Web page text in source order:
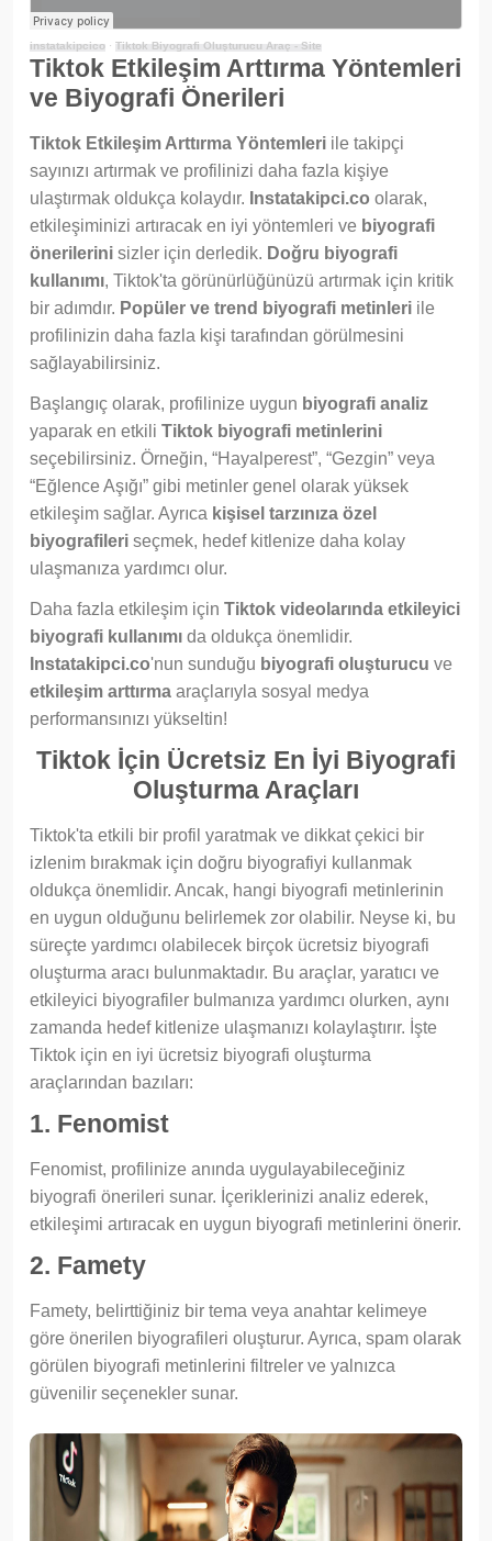
instatakipcico · Tiktok Biyografi Oluşturucu Araç - Site
Tiktok Etkileşim Arttırma Yöntemleri
ve Biyografi Önerileri
Tiktok Etkileşim Arttırma Yöntemleri ile takipçi
sayınızı artırmak ve profilinizi daha fazla kişiye
ulaştırmak oldukça kolaydır. Instatakipci.co olarak,
etkileşiminizi artıracak en iyi yöntemleri ve biyografi
önerilerini sizler için derledik. Doğru biyografi
kullanımı, Tiktok'ta görünürlüğünüzü artırmak için kritik
bir adımdır. Popüler ve trend biyografi metinleri ile
profilinizin daha fazla kişi tarafından görülmesini
sağlayabilirsiniz.
Başlangıç olarak, profilinize uygun biyografi analiz
yaparak en etkili Tiktok biyografi metinlerini
seçebilirsiniz. Örneğin, “Hayalperest”, “Gezgin” veya
“Eğlence Aşığı” gibi metinler genel olarak yüksek
etkileşim sağlar. Ayrıca kişisel tarzınıza özel
biyografileri seçmek, hedef kitlenize daha kolay
ulaşmanıza yardımcı olur.
Daha fazla etkileşim için Tiktok videolarında etkileyici
biyografi kullanımı da oldukça önemlidir.
Instatakipci.co'nun sunduğu biyografi oluşturucu ve
etkileşim arttırma araçlarıyla sosyal medya
performansınızı yükseltin!
Tiktok İçin Ücretsiz En İyi Biyografi
Oluşturma Araçları
Tiktok'ta etkili bir profil yaratmak ve dikkat çekici bir
izlenim bırakmak için doğru biyografiyi kullanmak
oldukça önemlidir. Ancak, hangi biyografi metinlerinin
en uygun olduğunu belirlemek zor olabilir. Neyse ki, bu
süreçte yardımcı olabilecek birçok ücretsiz biyografi
oluşturma aracı bulunmaktadır. Bu araçlar, yaratıcı ve
etkileyici biyografiler bulmanıza yardımcı olurken, aynı
zamanda hedef kitlenize ulaşmanızı kolaylaştırır. İşte
Tiktok için en iyi ücretsiz biyografi oluşturma
araçlarından bazıları:
1. Fenomist
Fenomist, profilinize anında uygulayabileceğiniz
biyografi önerileri sunar. İçeriklerinizi analiz ederek,
etkileşimi artıracak en uygun biyografi metinlerini önerir.
2. Famety
Famety, belirttiğiniz bir tema veya anahtar kelimeye
göre önerilen biyografileri oluşturur. Ayrıca, spam olarak
görülen biyografi metinlerini filtreler ve yalnızca
güvenilir seçenekler sunar.